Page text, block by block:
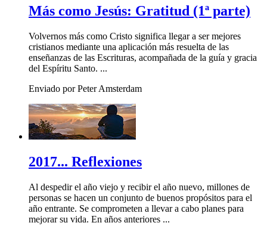
Más como Jesús: Gratitud (1ª parte)
Volvernos más como Cristo significa llegar a ser mejores
cristianos mediante una aplicación más resuelta de las
enseñanzas de las Escrituras, acompañada de la guía y gracia
del Espíritu Santo. ...
Enviado por Peter Amsterdam
2017... Reflexiones
Al despedir el año viejo y recibir el año nuevo, millones de
personas se hacen un conjunto de buenos propósitos para el
año entrante. Se comprometen a llevar a cabo planes para
mejorar su vida. En años anteriores ...